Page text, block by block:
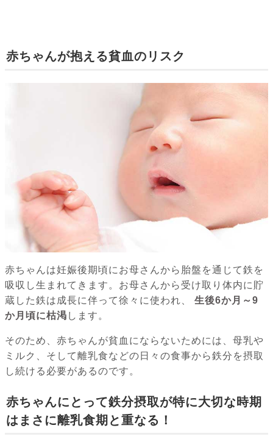
赤ちゃんが抱える貧血のリスク
赤ちゃんは妊娠後期頃にお母さんから胎盤を通じて鉄を
吸収し生まれてきます。お母さんから受け取り体内に貯
蔵した鉄は成長に伴って徐々に使われ、
生後6か月～9
か月頃に枯渇 します。
そのため、赤ちゃんが貧血にならないためには、母乳や
ミルク、そして離乳食などの日々の食事から鉄分を摂取
し続ける必要があるのです。
赤ちゃんにとって鉄分摂取が特に大切な時期
はまさに離乳食期と重なる！